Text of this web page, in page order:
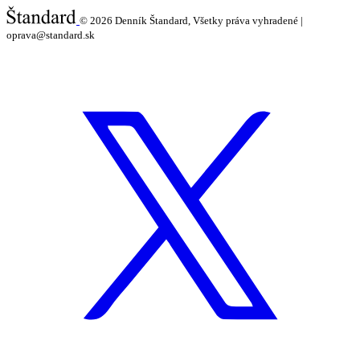
© 2026 Denník Štandard, Všetky práva vyhradené |
oprava@standard.sk